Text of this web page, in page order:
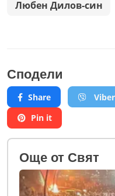
Любен Дилов-син
Сподели
Share Viber
Pin it
Oще от Свят